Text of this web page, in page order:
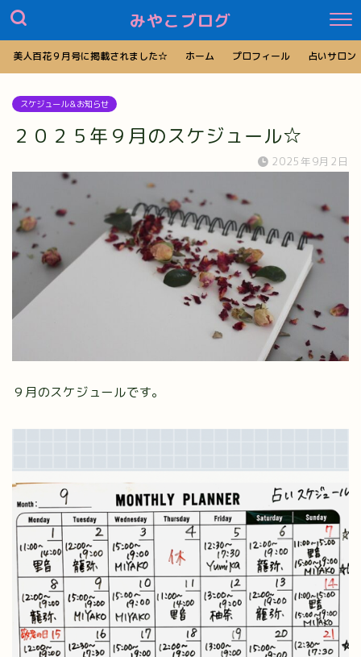
みやこブログ
美人百花９月号に掲載されました☆ ホーム プロフィール 占いサロン
スケジュール＆お知らせ
２０２５年９月のスケジュール☆
2025年9月2日
９月のスケジュールです。